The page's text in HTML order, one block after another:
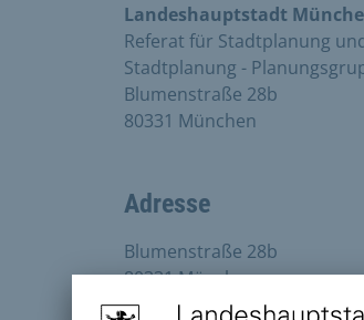
Landeshauptstadt
Referat für Stadtplanung
Stadtplanung -
Blumenstraße 28b
80331 München
Adresse
Blumenstraße 28b
80331 München